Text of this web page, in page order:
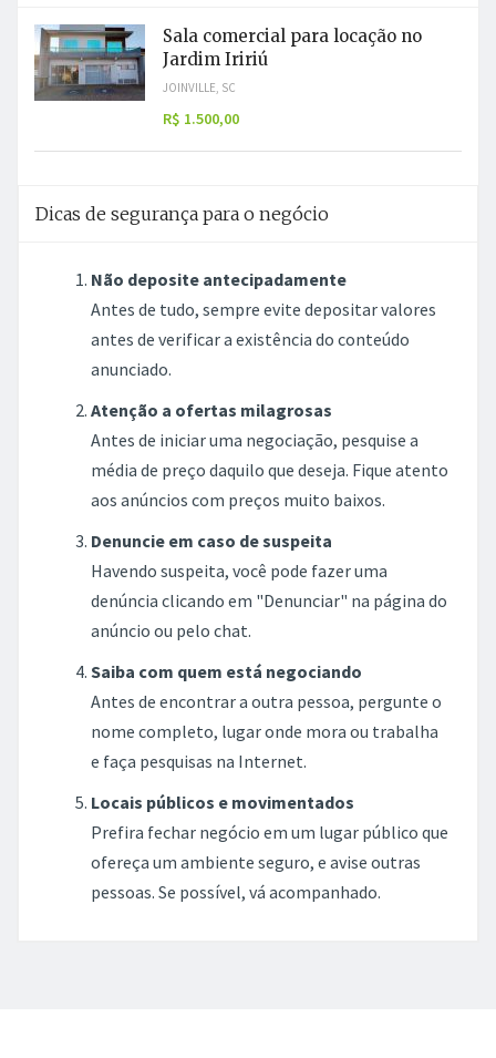
Sala comercial para locação no
Jardim Iririú
JOINVILLE, SC
R$ 1.500,00
Dicas de segurança para o negócio
Não deposite antecipadamente
Antes de tudo, sempre evite depositar valores
antes de verificar a existência do conteúdo
anunciado.
Atenção a ofertas milagrosas
Antes de iniciar uma negociação, pesquise a
média de preço daquilo que deseja. Fique atento
aos anúncios com preços muito baixos.
Denuncie em caso de suspeita
Havendo suspeita, você pode fazer uma
denúncia clicando em "Denunciar" na página do
anúncio ou pelo chat.
Saiba com quem está negociando
Antes de encontrar a outra pessoa, pergunte o
nome completo, lugar onde mora ou trabalha
e faça pesquisas na Internet.
Locais públicos e movimentados
Prefira fechar negócio em um lugar público que
ofereça um ambiente seguro, e avise outras
pessoas. Se possível, vá acompanhado.